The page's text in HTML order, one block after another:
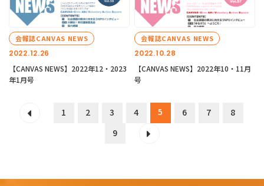
2022.12.26
会報誌CANVAS NEWS
【CANVAS NEWS】2022年12・2023
年1月号
2022.10.28
会報誌CANVAS NEWS
【CANVAS NEWS】2022年10・11月
号
1 2 3 4 5 6 7
8
9